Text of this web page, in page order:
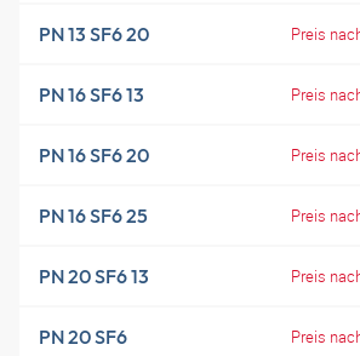
PN 13 SF6 20 Preis
PN 16 SF6 13 Preis
PN 16 SF6 20 Preis
PN 16 SF6 25 Preis
PN 20 SF6 13 Preis
PN 20 SF6 Preis